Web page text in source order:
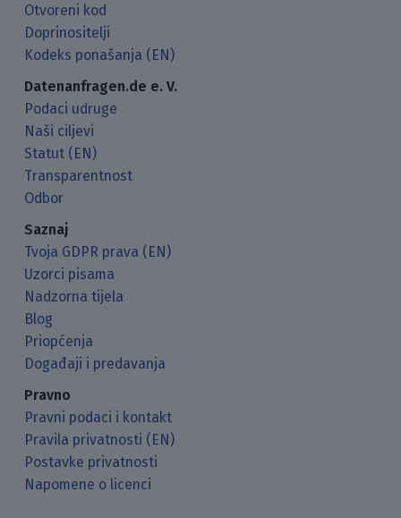
Otvoreni kod
Doprinositelji
Kodeks ponašanja (EN)
Datenanfragen.de e. V.
Podaci udruge
Naši ciljevi
Statut (EN)
Transparentnost
Odbor
Saznaj
Tvoja GDPR prava (EN)
Uzorci pisama
Nadzorna tijela
Blog
Priopćenja
Događaji i predavanja
Pravno
Pravni podaci i kontakt
Pravila privatnosti (EN)
Postavke privatnosti
Napomene o licenci